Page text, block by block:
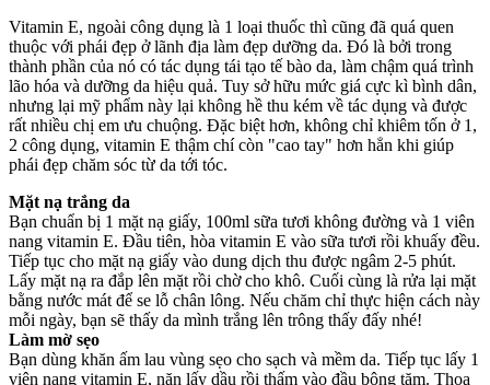
Vitamin E, ngoài công dụng là 1 loại thuốc thì cũng đã quá quen
thuộc với phái đẹp ở lãnh địa làm đẹp dưỡng da. Đó là bởi trong
thành phần của nó có tác dụng tái tạo tế bào da, làm chậm quá trình
lão hóa và dưỡng da hiệu quả. Tuy sở hữu mức giá cực kì bình dân,
nhưng lại mỹ phẩm này lại không hề thu kém về tác dụng và được
rất nhiều chị em ưu chuộng. Đặc biệt hơn, không chỉ khiêm tốn ở 1,
2 công dụng, vitamin E thậm chí còn "cao tay" hơn hẳn khi giúp
phái đẹp chăm sóc từ da tới tóc.
Mặt nạ trắng da
Bạn chuẩn bị 1 mặt nạ giấy, 100ml sữa tươi không đường và 1 viên
nang vitamin E. Đầu tiên, hòa vitamin E vào sữa tươi rồi khuấy đều.
Tiếp tục cho mặt nạ giấy vào dung dịch thu được ngâm 2-5 phút.
Lấy mặt nạ ra đắp lên mặt rồi chờ cho khô. Cuối cùng là rửa lại mặt
bằng nước mát để se lỗ chân lông. Nếu chăm chỉ thực hiện cách này
mỗi ngày, bạn sẽ thấy da mình trắng lên trông thấy đấy nhé!
Làm mờ sẹo
Bạn dùng khăn ấm lau vùng sẹo cho sạch và mềm da. Tiếp tục lấy 1
viên nang vitamin E, nặn lấy dầu rồi thấm vào đầu bông tăm. Thoa